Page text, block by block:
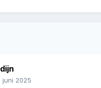
juni 2025